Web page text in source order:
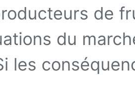
de
du
les